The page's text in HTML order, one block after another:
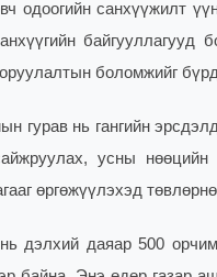
одоогийн санхүүжилт
байгууллагууд
оруулалтын боломжийг
гурав нь гангийн
усны нөөцийн
өргөжүүлэхэд
дэлхий даяар 500